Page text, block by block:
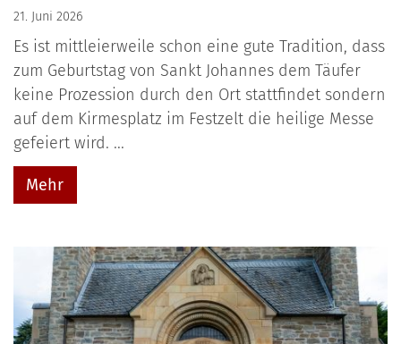
21. Juni 2026
Es ist mittleierweile schon eine gute Tradition, dass
zum Geburtstag von Sankt Johannes dem Täufer
keine Prozession durch den Ort stattfindet sondern
auf dem Kirmesplatz im Festzelt die heilige Messe
gefeiert wird. ...
Mehr